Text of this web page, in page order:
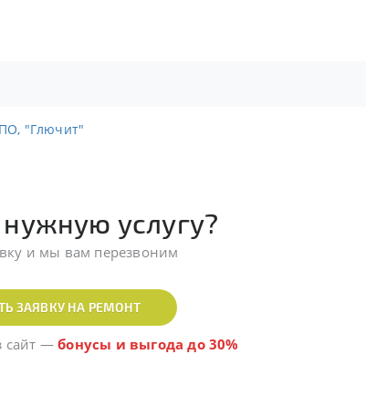
"Глючит"
услугу?
и мы вам перезвоним
ЗАЯВКУ НА РЕМОНТ
сайт —бонусы и выгода до 30%